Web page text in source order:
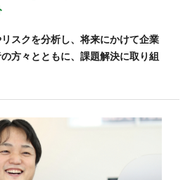
スクを分析し、将来にかけて企業
方々とともに、課題解決に取り組